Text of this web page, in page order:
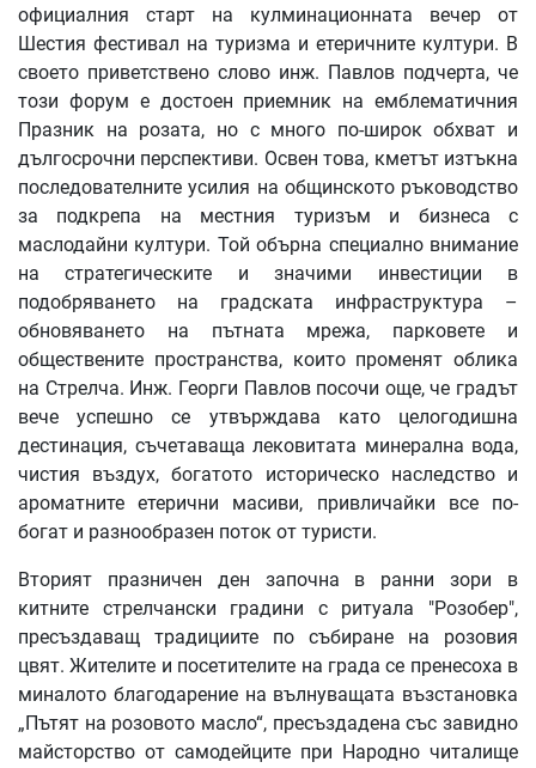
официалния старт на кулминационната вечер от
Шестия фестивал на туризма и етеричните култури. В
своето приветствено слово инж. Павлов подчерта, че
този форум е достоен приемник на емблематичния
Празник на розата, но с много по-широк обхват и
дългосрочни перспективи. Освен това, кметът изтъкна
последователните усилия на общинското ръководство
за подкрепа на местния туризъм и бизнеса с
маслодайни култури. Той обърна специално внимание
на стратегическите и значими инвестиции в
подобряването на градската инфраструктура –
обновяването на пътната мрежа, парковете и
обществените пространства, които променят облика
на Стрелча. Инж. Георги Павлов посочи още, че градът
вече успешно се утвърждава като целогодишна
дестинация, съчетаваща лековитата минерална вода,
чистия въздух, богатото историческо наследство и
ароматните етерични масиви, привличайки все по-
богат и разнообразен поток от туристи.
Вторият празничен ден започна в ранни зори в
китните стрелчански градини с ритуала "Розобер",
пресъздаващ традициите по събиране на розовия
цвят. Жителите и посетителите на града се пренесоха в
миналото благодарение на вълнуващата възстановка
„Пътят на розовото масло“, пресъздадена със завидно
майсторство от самодейците при Народно читалище